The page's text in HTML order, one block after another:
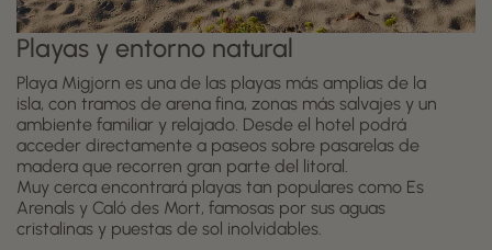
Playas y entorno natural
Playa Migjorn es una de las playas más amplias de la
isla, con tramos de arena fina, zonas más salvajes y un
ambiente familiar y relajado. Desde el hotel podrá
acceder directamente a paseos sobre pasarelas de
madera que recorren gran parte del litoral.
Muy cerca encontrará playas tan populares como Es
Arenals y Caló des Mort, famosas por sus aguas
cristalinas y puestas de sol inolvidables.